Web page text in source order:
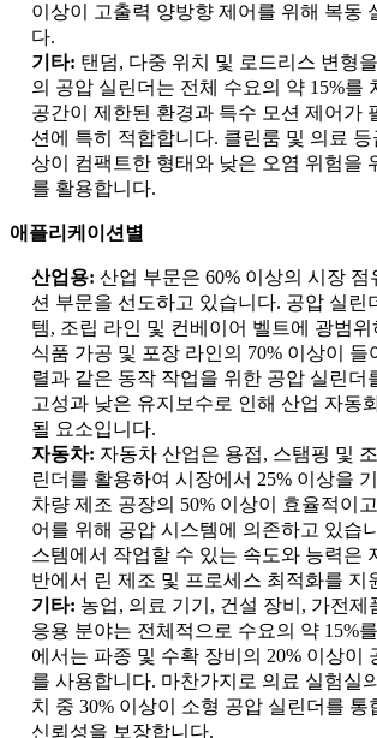
이상이 고출력 양방향 제어를 위해 복동
다.
기타: 탠덤, 다중 위치 및 로드리스 변형
의 공압 실린더는 전체 수요의 약 15%를
공간이 제한된 환경과 특수 모션 제어가
션에 특히 적합합니다. 클린룸 및 의료 등
상이 컴팩트한 형태와 낮은 오염 위험을
를 활용합니다.
애플리케이션별
산업용: 산업 부문은 60% 이상의 시장 점
션 부문을 선도하고 있습니다. 공압 실린
템, 조립 라인 및 컨베이어 벨트에 광범
식품 가공 및 포장 라인의 70% 이상이 들
렬과 같은 동작 작업을 위한 공압 실린더
고성과 낮은 유지보수로 인해 산업 자동
될 요소입니다.
자동차: 자동차 산업은 용접, 스탬핑 및
린더를 활용하여 시장에서 25% 이상을
차량 제조 공장의 50% 이상이 효율적이
어를 위해 공압 시스템에 의존하고 있습
스템에서 작업할 수 있는 속도와 능력은
반에서 린 제조 및 프로세스 최적화를 지
기타: 농업, 의료 기기, 건설 장비, 가전제
응용 분야는 전체적으로 수요의 약 15%
에서는 파종 및 수확 장비의 20% 이상이
를 사용합니다. 마찬가지로 의료 실험실
치 중 30% 이상이 소형 공압 실린더를
신뢰성을 보장합니다.